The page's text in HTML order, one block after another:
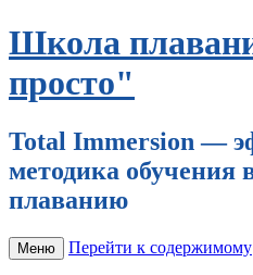
Школа
просто"
Total Immersion —
методика обучения
плаванию
Меню Перейти к содержимому